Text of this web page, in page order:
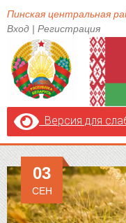
Пинская центральная
Вход | Регистрация
Версия для
03
СЕН